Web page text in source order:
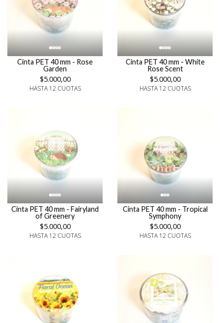
Cinta PET 40 mm - Rose
Garden
$5.000,00
HASTA 12 CUOTAS
Cinta PET 40 mm - White
Rose Scent
$5.000,00
HASTA 12 CUOTAS
Cinta PET 40 mm - Fairyland
of Greenery
$5.000,00
HASTA 12 CUOTAS
Cinta PET 40 mm - Tropical
Symphony
$5.000,00
HASTA 12 CUOTAS